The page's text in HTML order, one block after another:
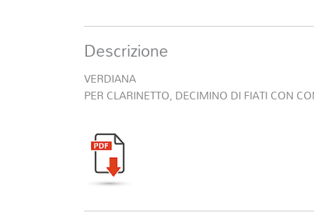
Descrizione
VERDIANA
PER CLARINETTO, DECIMINO DI FIATI CON